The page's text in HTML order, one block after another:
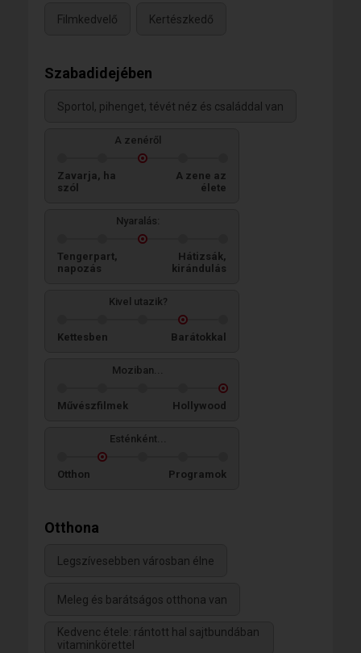
Filmkedvelő Kertészkedő
Szabadidejében
Sportol, pihenget, tévét néz és családdal van
A zenéről
Zavarja, ha
szól
A zene az
élete
Nyaralás:
Tengerpart,
napozás
Hátizsák,
kirándulás
Kivel utazik?
Kettesben Barátokkal
Moziban...
Művészfilmek Hollywood
Esténként...
Otthon Programok
Otthona
Legszívesebben városban élne
Meleg és barátságos otthona van
Kedvenc étele: rántott hal sajtbundában
vitaminkörettel